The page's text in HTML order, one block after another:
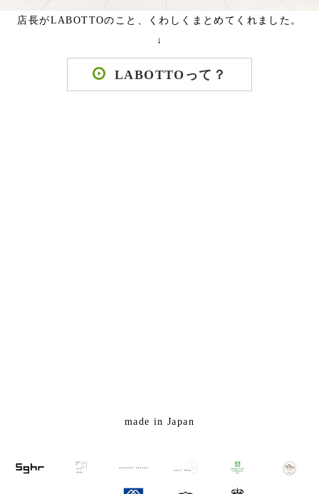
店長がLABOTTOのこと、くわしくまとめてくれました。
↓
LABOTTOって？
made in Japan